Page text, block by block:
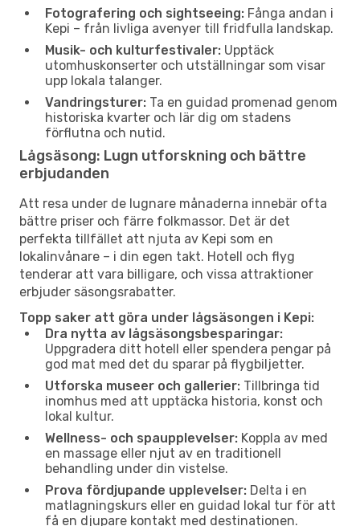
Fotografering och sightseeing: Fånga andan i
Kepi – från livliga avenyer till fridfulla landskap.
Musik- och kulturfestivaler: Upptäck
utomhuskonserter och utställningar som visar
upp lokala talanger.
Vandringsturer: Ta en guidad promenad genom
historiska kvarter och lär dig om stadens
förflutna och nutid.
Lågsäsong: Lugn utforskning och bättre
erbjudanden
Att resa under de lugnare månaderna innebär ofta
bättre priser och färre folkmassor. Det är det
perfekta tillfället att njuta av Kepi som en
lokalinvånare – i din egen takt. Hotell och flyg
tenderar att vara billigare, och vissa attraktioner
erbjuder säsongsrabatter.
Topp saker att göra under lågsäsongen i Kepi:
Dra nytta av lågsäsongsbesparingar:
Uppgradera ditt hotell eller spendera pengar på
god mat med det du sparar på flygbiljetter.
Utforska museer och gallerier: Tillbringa tid
inomhus med att upptäcka historia, konst och
lokal kultur.
Wellness- och spaupplevelser: Koppla av med
en massage eller njut av en traditionell
behandling under din vistelse.
Prova fördjupande upplevelser: Delta i en
matlagningskurs eller en guidad lokal tur för att
få en djupare kontakt med destinationen.